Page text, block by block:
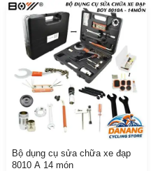
Bộ dụng cụ sửa chữa xe đạp
8010 A 14 món